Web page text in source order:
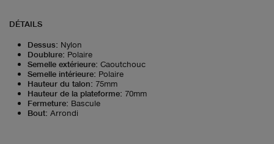
DÉTAILS
Dessus: Nylon
Doublure: Polaire
Semelle extérieure: Caoutchouc
Semelle intérieure: Polaire
Hauteur du talon: 75mm
Hauteur de la plateforme: 70mm
Fermeture: Bascule
Bout: Arrondi